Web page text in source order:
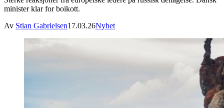
minister klar for boikott.
Av Stian Gabrielsen17.03.26Nyhet